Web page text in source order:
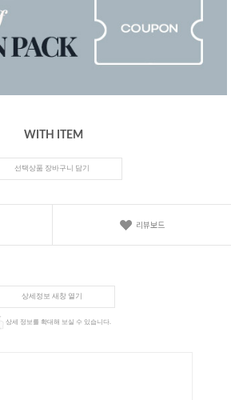
WITH ITEM
선택상품 장바구니 담기
리뷰보드
상세정보 새창 열기
상세 정보를 확대해 보실 수 있습니다.